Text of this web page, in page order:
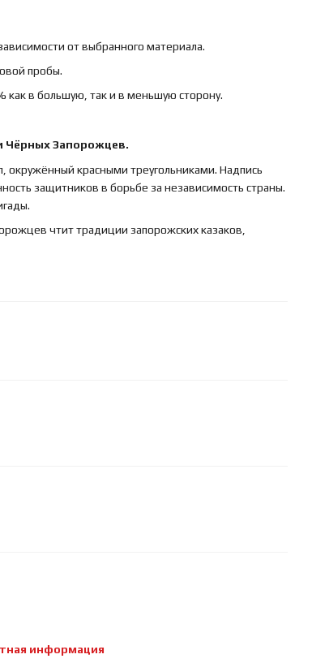
от выбранного материала.
пробы.
как в большую, так и в меньшую сторону.
Чёрных Запорожцев.
красными треугольниками. Надпись
защитников в борьбе за независимость страны.
чтит традиции запорожских казаков,
информация